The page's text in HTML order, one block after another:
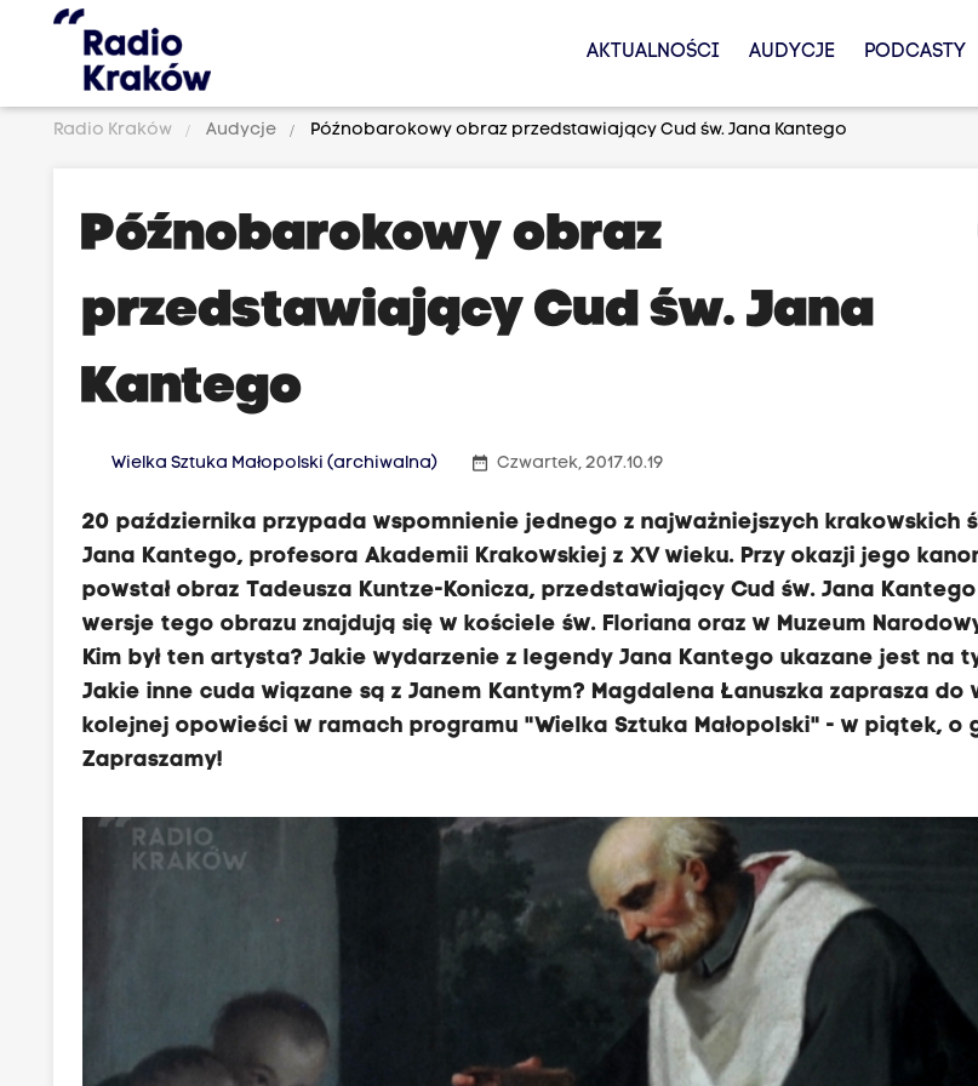
AKTUALNOŚCI AUDYCJE PODCASTY
Radio Kraków Audycje Późnobarokowy obraz przedstawiający Cud św. Jana Kantego
Późnobarokowy obraz
przedstawiający Cud św. Jana
Kantego
Wielka Sztuka Małopolski (archiwalna) date_range Czwartek, 2017.10.19
20 października przypada wspomnienie jednego z najważniejszych krakowskich
Jana Kantego, profesora Akademii Krakowskiej z XV wieku. Przy okazji jego
powstał obraz Tadeusza Kuntze-Konicza, przedstawiający Cud św. Jana
wersje tego obrazu znajdują się w kościele św. Floriana oraz w Muzeum
Kim był ten artysta? Jakie wydarzenie z legendy Jana Kantego ukazane jest na
Jakie inne cuda wiązane są z Janem Kantym? Magdalena Łanuszka zaprasza do
kolejnej opowieści w ramach programu "Wielka Sztuka Małopolski" - w piątek, o
Zapraszamy!